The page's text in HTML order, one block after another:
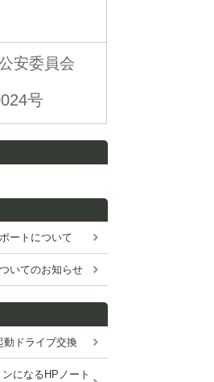
安委員会
号
ートについて
いてのお知らせ
動ドライブ交換
になるHPノート